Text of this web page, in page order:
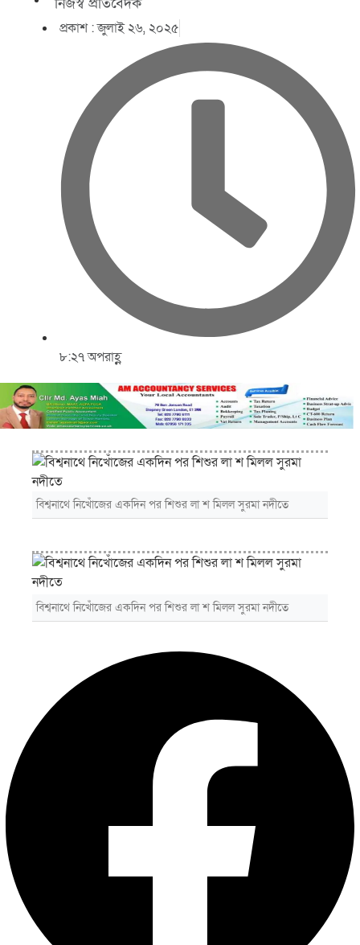
নিজস্ব প্রতিবেদক
প্রকাশ :জুলাই ২৬, ২০২৫
৮:২৭ অপরাহ্ণ
বিশ্বনাথে নিখোঁজের একদিন পর শিশুর লা শ মিলল সুরমা নদীতে
বিশ্বনাথে নিখোঁজের একদিন পর শিশুর লা শ মিলল সুরমা নদীতে